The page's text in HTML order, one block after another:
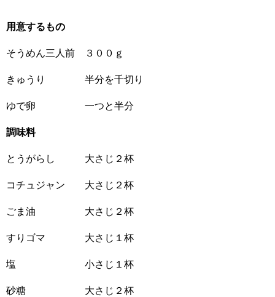
用意するもの
そうめん三人前 ３００ｇ
きゅうり 半分を千切り
ゆで卵 一つと半分
調味料
とうがらし 大さじ２杯
コチュジャン 大さじ２杯
ごま油 大さじ２杯
すりゴマ 大さじ１杯
塩 小さじ１杯
砂糖 大さじ２杯